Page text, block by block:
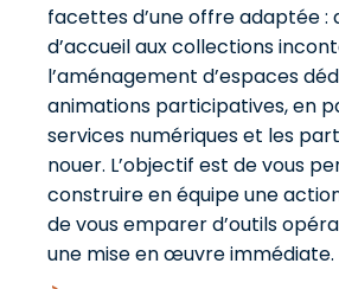
facettes d’une offre adaptée :
d’accueil aux collections
l’aménagement d’espaces
animations participatives, en
services numériques et les
nouer. L’objectif est de vous
construire en équipe une
de vous emparer d’outils
une mise en œuvre immédiate.